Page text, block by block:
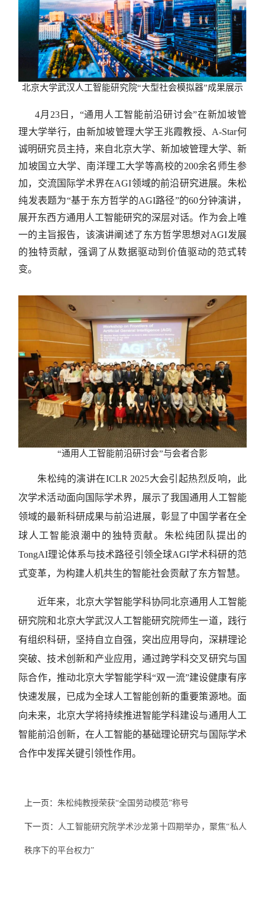
北京大学武汉人工智能研究院“大型社会模拟器”成果展示
4月23日，“通用人工智能前沿研讨会”在新加坡管
理大学举行，由新加坡管理大学王兆霞教授、A-Star何
诚明研究员主持，来自北京大学、新加坡管理大学、新
加坡国立大学、南洋理工大学等高校的200余名师生参
加，交流国际学术界在AGI领域的前沿研究进展。朱松
纯发表题为“基于东方哲学的AGI路径”的60分钟演讲，
展开东西方通用人工智能研究的深层对话。作为会上唯
一的主旨报告，该演讲阐述了东方哲学思想对AGI发展
的独特贡献，强调了从数据驱动到价值驱动的范式转
变。
“通用人工智能前沿研讨会”与会者合影
朱松纯的演讲在ICLR 2025大会引起热烈反响，此
次学术活动面向国际学术界，展示了我国通用人工智能
领域的最新科研成果与前沿进展，彰显了中国学者在全
球人工智能浪潮中的独特贡献。朱松纯团队提出的
TongAI理论体系与技术路径引领全球AGI学术科研的范
式变革，为构建人机共生的智能社会贡献了东方智慧。
近年来，北京大学智能学科协同北京通用人工智能
研究院和北京大学武汉人工智能研究院师生一道，践行
有组织科研，坚持自立自强，突出应用导向，深耕理论
突破、技术创新和产业应用，通过跨学科交叉研究与国
际合作，推动北京大学智能学科“双一流”建设健康有序
快速发展，已成为全球人工智能创新的重要策源地。面
向未来，北京大学将持续推进智能学科建设与通用人工
智能前沿创新，在人工智能的基础理论研究与国际学术
合作中发挥关键引领性作用。
上一页：朱松纯教授荣获“全国劳动模范”称号
下一页： 人工智能研究院学术沙龙第十四期举办，聚焦“私人
秩序下的平台权力”